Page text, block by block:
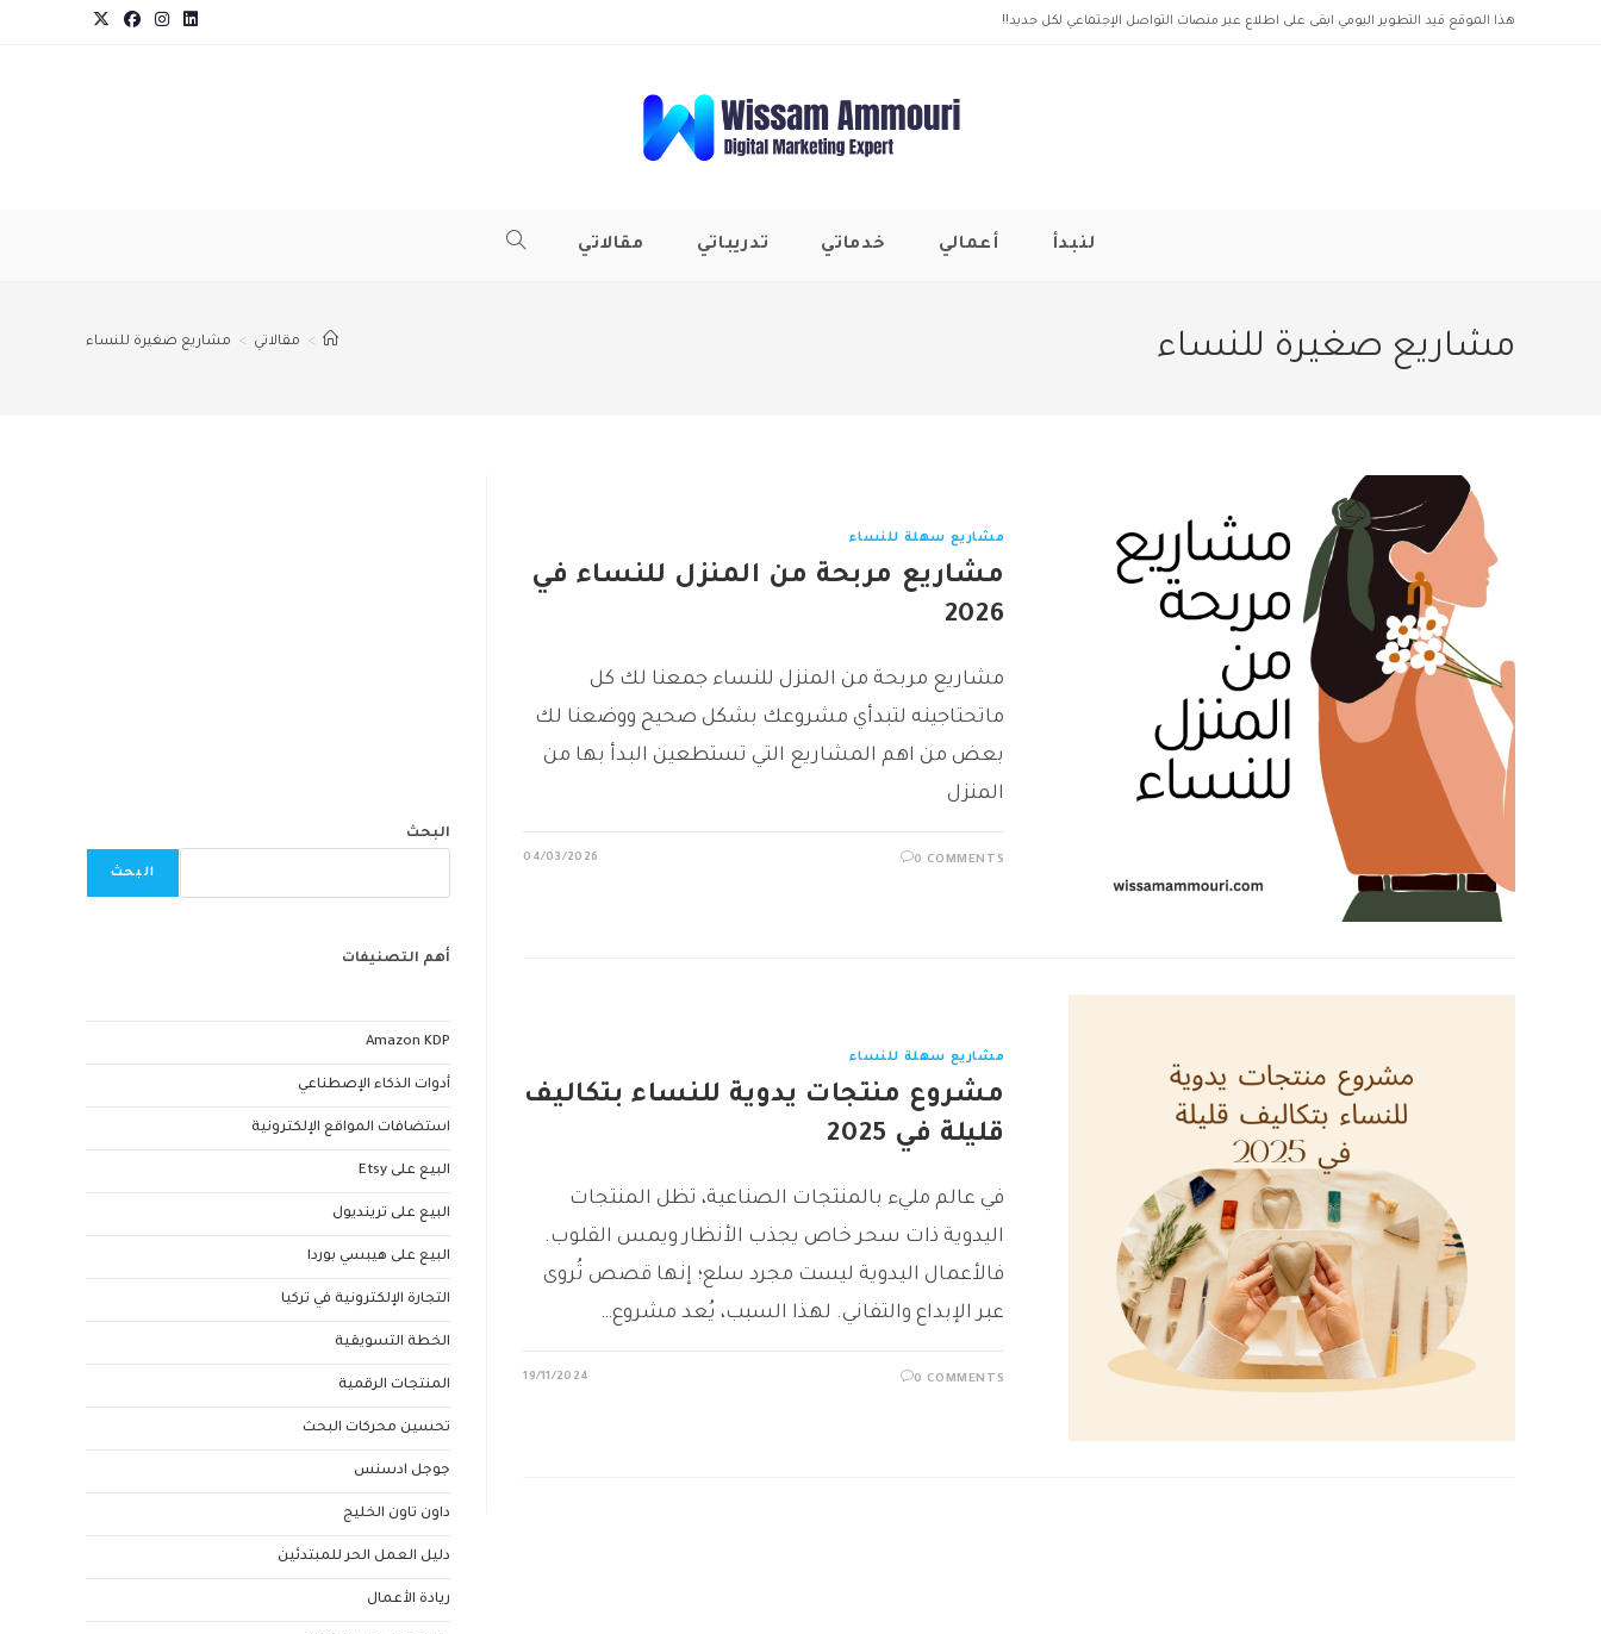
هذا الموقع قيد التطوير اليومي ابقى على اطلاع عبر منصات التواصل الإجتماعي لكل جديد!!
لنبدأ أعمالي خدماتي تدريباتي مقالاتي TOGGLE
مشاريع صغيرة للنساء > مقالاتي > مشاريع صغيرة للنساء
مشاريع سهلة للنساء
مشاريع مربحة من المنزل للنساء في
2026
مشاريع مربحة من المنزل للنساء جمعنا لك كل
ماتحتاجينه لتبدأي مشروعك بشكل صحيح ووضعنا لك
بعض من اهم المشاريع التي تستطعين البدأ بها من
المنزل
0 COMMENTS
04/03/2026
مشاريع سهلة للنساء
مشروع منتجات يدوية للنساء بتكاليف
قليلة في 2025
في عالم مليء بالمنتجات الصناعية، تظل المنتجات
اليدوية ذات سحر خاص يجذب الأنظار ويمس القلوب.
فالأعمال اليدوية ليست مجرد سلع؛ إنها قصص تُروى
عبر الإبداع والتفاني. لهذا السبب، يُعد مشروع…
0 COMMENTS
19/11/2024
البحث
البحث
أهم التصنيفات
Amazon KDP
أدوات الذكاء الإصطناعي
استضافات المواقع الإلكترونية
البيع على Etsy
البيع على ترينديول
البيع على هيبسي بوردا
التجارة الإلكترونية في تركيا
الخطة التسويقية
المنتجات الرقمية
تحسين محركات البحث
جوجل ادسنس
داون تاون الخليج
دليل العمل الحر للمبتدئين
ريادة الأعمال